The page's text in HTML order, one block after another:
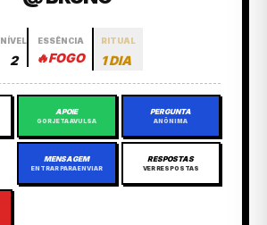
NÍVEL
2
ESSÊNCIA
🔥FOGO
RITUAL
1 DIA
APOIE
GORJETA AVULSA
PERGUNTA
ANÔNIMA
MENSAGEM
ENTRAR PARA ENVIAR
RESPOSTAS
VER RESPOSTAS